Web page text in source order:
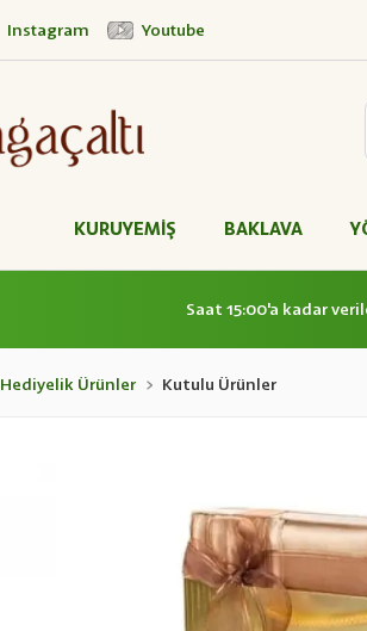
Instagram Youtube
KURUYEMİŞ BAKLAVA
Saat 15:00'a kadar
Hediyelik Ürünler Kutulu Ürünler